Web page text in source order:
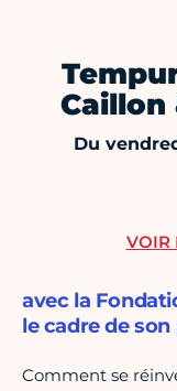
Caillon
Du
avec la
le cadre de
Comment se
VOIR